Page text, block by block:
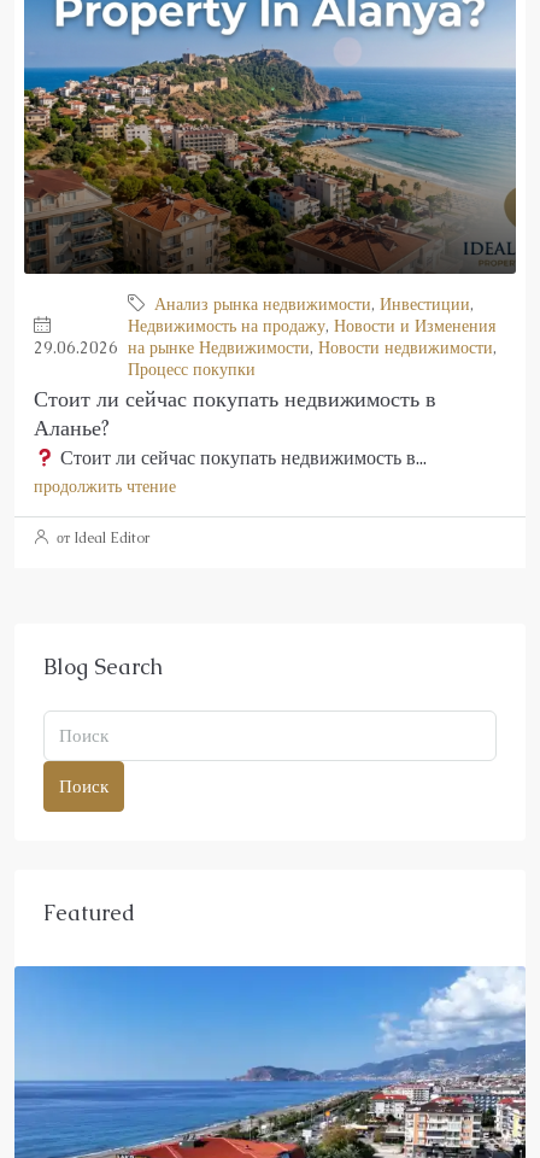
29.06.2026
Анализ рынка недвижимости, Инвестиции,
Недвижимость на продажу, Новости и Изменения
на рынке Недвижимости, Новости недвижимости,
Процесс покупки
Стоит ли сейчас покупать недвижимость в
Аланье?
Стоит ли сейчас покупать недвижимость в...
продолжить чтение
от Ideal Editor
Blog Search
Поиск
Featured